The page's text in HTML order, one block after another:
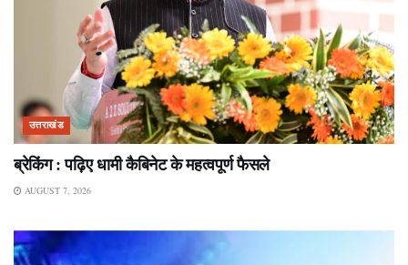
उत्तराखंड
ब्रेकिंग : पढ़िए धामी कैबिनेट के महत्वपूर्ण फैसले
AUGUST 7, 2026